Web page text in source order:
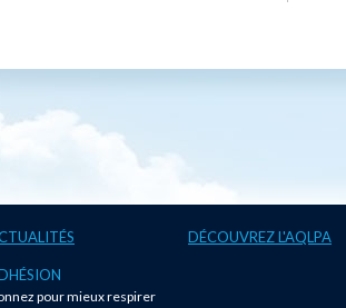
pour mieux respirer
DÉCOUVREZ L'AQLPA